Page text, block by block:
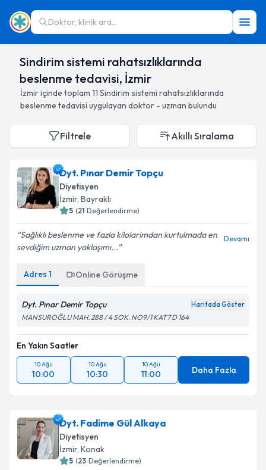
Doktor, klinik ara...
Sindirim sistemi rahatsızlıklarında
beslenme tedavisi, İzmir
İzmiriçinde toplam 11 Sindirim sistemi rahatsızlıklarında
beslenme tedavisi uygulayan doktor - uzman bulundu
Filtrele Akıllı Sıralama
Dyt. Pınar Demir Topçu
Diyetisyen
İzmir, Bayraklı
5 (21 Değerlendirme)
Sağlıklı beslenme ve fazla kilolarimdan kurtulmada en
sevdiğim uzman yaklaşımı...
Devamı
Adres 1 Online Görüşme
Dyt. Pınar Demir Topçu Haritada Göster
MANSUROĞLU MAH. 288 / 4 SOK. NO9/1 KAT7 D 164
En Yakın Saatler
10 Ağu
10:00
10 Ağu
10:30
10 Ağu
11:00 Daha Fazla
Dyt. Fadime Gül Alkaya
Diyetisyen
İzmir, Konak
5 (23 Değerlendirme)